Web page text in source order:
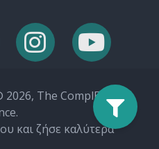
The ComplEat
και ζήσε καλύτερα"